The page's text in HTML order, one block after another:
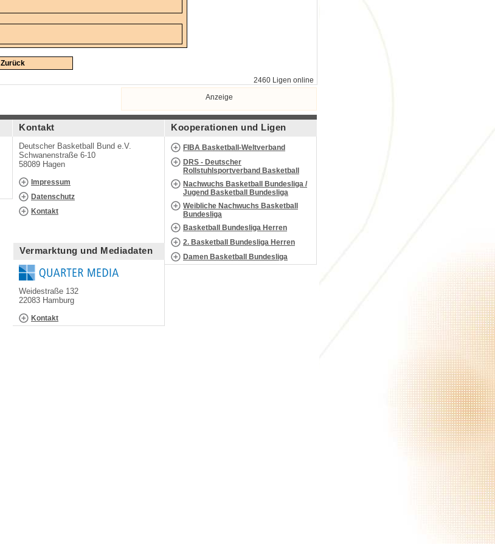
Zurück
2460 Ligen online
Anzeige
Kontakt
Deutscher Basketball Bund e.V.
Schwanenstraße 6-10
58089 Hagen
Impressum
Datenschutz
Kontakt
Vermarktung und Mediadaten
Weidestraße 132
22083 Hamburg
Kontakt
Kooperationen und Ligen
FIBA Basketball-Weltverband
DRS - Deutscher
Rollstuhlsportverband Basketball
Nachwuchs Basketball Bundesliga /
Jugend Basketball Bundesliga
Weibliche Nachwuchs Basketball
Bundesliga
Basketball Bundesliga Herren
2. Basketball Bundesliga Herren
Damen Basketball Bundesliga